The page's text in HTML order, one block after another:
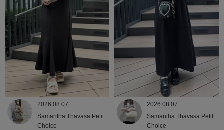
2026.08.07
Samantha Thavasa Petit
Choice
2026.08.07
Samantha Thavasa Petit
Choice